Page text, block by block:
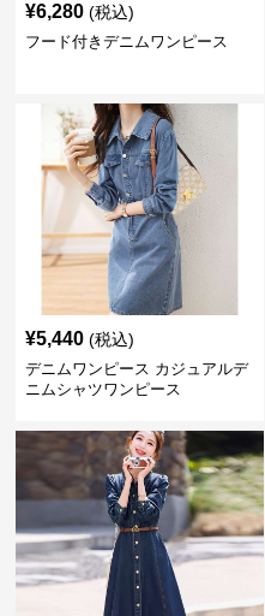
¥6,280 (税込)
フード付きデニムワンピース
¥5,440 (税込)
デニムワンピース カジュアルデ
ニムシャツワンピース